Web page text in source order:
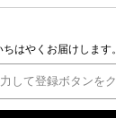
はやくお届けします。